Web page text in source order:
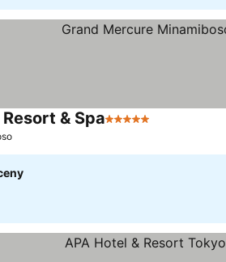
& Spa5 Počet hviezdičiek